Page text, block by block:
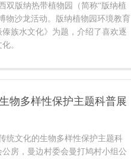
双版纳热带植物园（简称“版纳植
物沙龙活动。版纳植物园环境教育
族水文化》为题，介绍了喜欢逐
。
物多样性保护主题科普展
统文化的生物多样性保护主题科
房，曼边村委会曼打鸠村小组公